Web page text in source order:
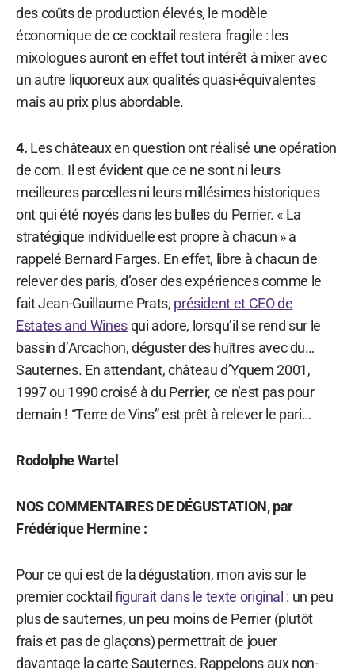
des coûts de production élevés, le modèle
économique de ce cocktail restera fragile : les
mixologues auront en effet tout intérêt à mixer avec
un autre liquoreux aux qualités quasi-équivalentes
mais au prix plus abordable.
4. Les châteaux en question ont réalisé une opération
de com. Il est évident que ce ne sont ni leurs
meilleures parcelles ni leurs millésimes historiques
ont qui été noyés dans les bulles du Perrier. « La
stratégique individuelle est propre à chacun » a
rappelé Bernard Farges. En effet, libre à chacun de
relever des paris, d’oser des expériences comme le
fait Jean-Guillaume Prats, président et CEO de
Estates and Winesqui adore, lorsqu’il se rend sur le
bassin d’Arcachon, déguster des huîtres avec du…
Sauternes. En attendant, château d’Yquem 2001,
1997 ou 1990 croisé à du Perrier, ce n’est pas pour
demain ! “Terre de Vins” est prêt à relever le pari…
Rodolphe Wartel
NOS COMMENTAIRES DE DÉGUSTATION, par
Frédérique Hermine :
Pour ce qui est de la dégustation, mon avis sur le
premier cocktail figurait dans le texte original : un peu
plus de sauternes, un peu moins de Perrier (plutôt
frais et pas de glaçons) permettrait de jouer
davantage la carte Sauternes. Rappelons aux non-